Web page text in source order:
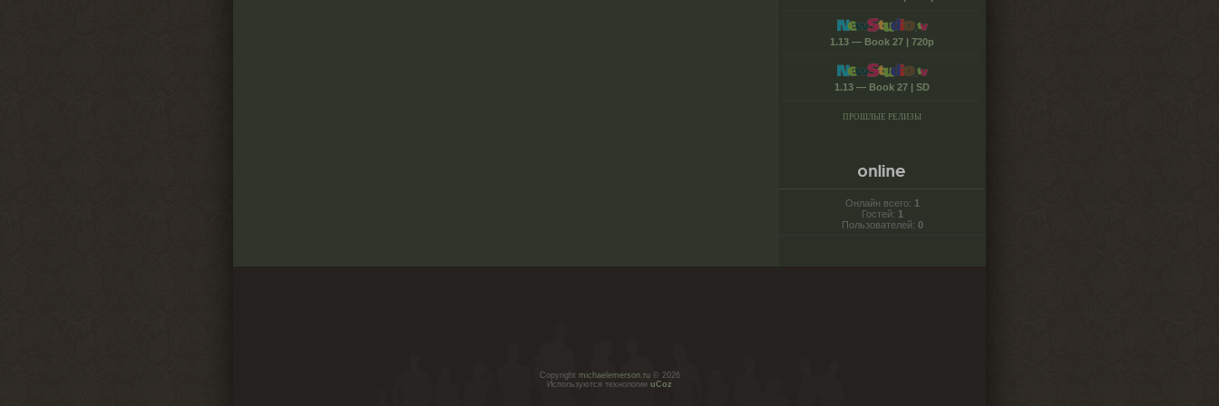
1.13 — Book 27 | 720p
1.13 — Book 27 | SD
ПРОШЛЫЕ РЕЛИЗЫ
Онлайн всего: 1
Гостей: 1
Пользователей: 0
Copyright michaelemerson.ru© 2026
Используются технологии uCoz